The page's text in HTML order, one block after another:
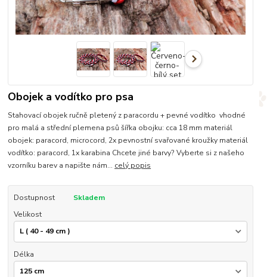
Obojek a vodítko pro psa
Stahovací obojek ručně pletený z paracordu + pevné vodítko vhodné
pro malá a střední plemena psů šířka obojku: cca 18 mm materiál
obojek: paracord, microcord, 2x pevnostní svařované kroužky materiál
vodítko: paracord, 1x karabina Chcete jiné barvy? Vyberte si z našeho
vzorníku barev a napište nám... celý popis
Dostupnost
Skladem
Velikost
Délka